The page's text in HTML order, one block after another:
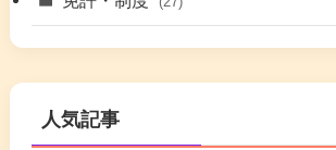
(6)
(1)
(7) (7)
(16)
(63)
(5)
(4)
人気記事